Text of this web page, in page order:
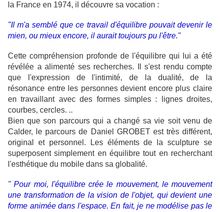
la France en 1974, il découvre sa vocation :
"Il m'a semblé que ce travail d'équilibre pouvait devenir le
mien, ou mieux encore, il aurait toujours pu l'être."
Cette compréhension profonde de l'équilibre qui lui a été
révélée a alimenté ses recherches. Il s'est rendu compte
que l'expression de l'intimité, de la dualité, de la
résonance entre les personnes devient encore plus claire
en travaillant avec des formes simples : lignes droites,
courbes, cercles. ..
Bien que son parcours qui a changé sa vie soit venu de
Calder, le parcours de Daniel GROBET est très différent,
original et personnel. Les éléments de la sculpture se
superposent simplement en équilibre tout en recherchant
l'esthétique du mobile dans sa globalité.
" Pour moi, l'équilibre crée le mouvement, le mouvement
une transformation de la vision de l'objet, qui devient une
forme animée dans l'espace. En fait, je ne modélise pas le